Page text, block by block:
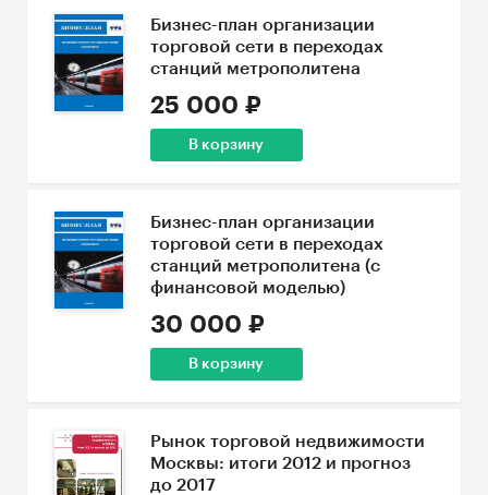
Бизнес-план организации
торговой сети в переходах
станций метрополитена
25 000 ₽
В корзину
Бизнес-план организации
торговой сети в переходах
станций метрополитена (с
финансовой моделью)
30 000 ₽
В корзину
Рынок торговой недвижимости
Москвы: итоги 2012 и прогноз
до 2017